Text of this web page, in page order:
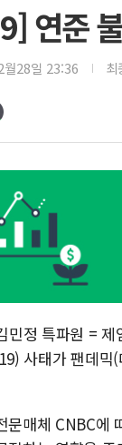
연준
월28일 23:36 최
민정 특파원 =
사태가 팬데
문매체 CNBC에